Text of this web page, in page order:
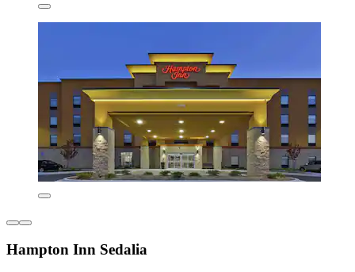
Hampton Inn Sedalia